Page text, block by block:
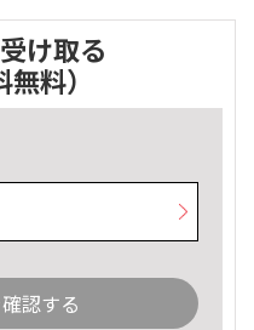
け取る
無料）
認する